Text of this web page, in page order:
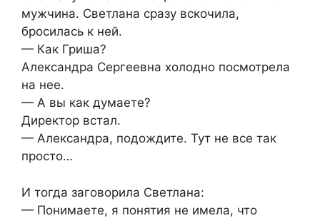
мужчина. Светлана сразу вскочила,
бросилась к ней.
— Как Гриша?
Александра Сергеевна холодно посмотрела
на нее.
— А вы как думаете?
Директор встал.
— Александра, подождите. Тут не все так
просто…
И тогда заговорила Светлана:
— Понимаете, я понятия не имела, что